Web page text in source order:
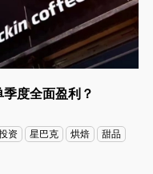
度全面盈利？
资 星巴克 烘焙
甜品